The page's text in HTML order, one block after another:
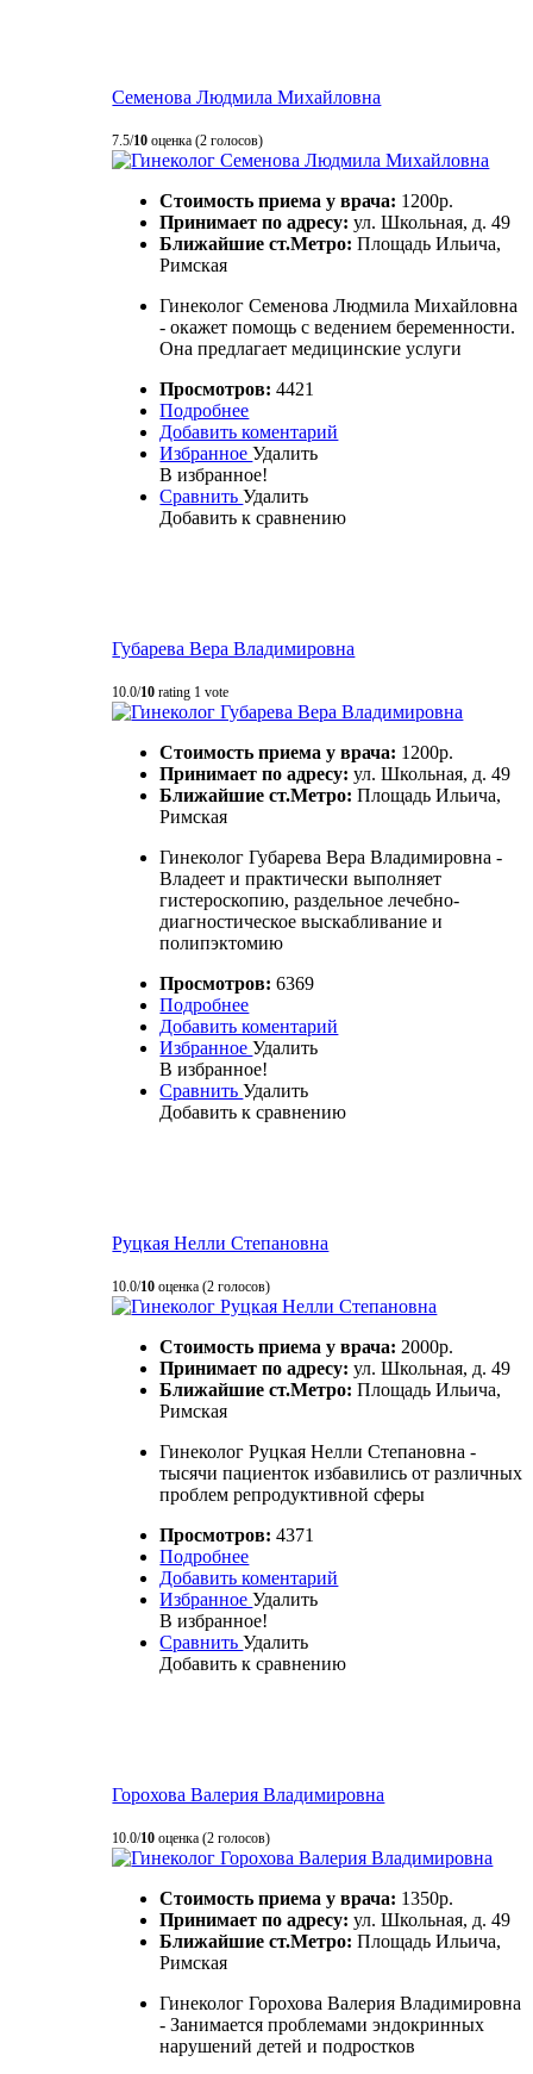
Семенова Людмила Михайловна
7.5/10 оценка (2 голосов)
Стоимость приема у врача: 1200р.
Принимает по адресу:ул. Школьная, д. 49
Ближайшие ст.Метро:Площадь Ильича,
Римская
Гинеколог Семенова Людмила Михайловна
- окажет помощь с ведением беременности.
Она предлагает медицинские услуги
Просмотров:4421
Подробнее
Добавить коментарий
ИзбранноеУдалить
В избранное!
СравнитьУдалить
Добавить к сравнению
Губарева Вера Владимировна
10.0/10 rating 1 vote
Стоимость приема у врача: 1200р.
Принимает по адресу:ул. Школьная, д. 49
Ближайшие ст.Метро:Площадь Ильича,
Римская
Гинеколог Губарева Вера Владимировна -
Владеет и практически выполняет
гистероскопию, раздельное лечебно-
диагностическое выскабливание и
полипэктомию
Просмотров:6369
Подробнее
Добавить коментарий
ИзбранноеУдалить
В избранное!
СравнитьУдалить
Добавить к сравнению
Руцкая Нелли Степановна
10.0/10 оценка (2 голосов)
Стоимость приема у врача: 2000р.
Принимает по адресу:ул. Школьная, д. 49
Ближайшие ст.Метро:Площадь Ильича,
Римская
Гинеколог Руцкая Нелли Степановна -
тысячи пациенток избавились от различных
проблем репродуктивной сферы
Просмотров:4371
Подробнее
Добавить коментарий
ИзбранноеУдалить
В избранное!
СравнитьУдалить
Добавить к сравнению
Горохова Валерия Владимировна
10.0/10 оценка (2 голосов)
Стоимость приема у врача: 1350р.
Принимает по адресу:ул. Школьная, д. 49
Ближайшие ст.Метро:Площадь Ильича,
Римская
Гинеколог Горохова Валерия Владимировна
- Занимается проблемами эндокринных
нарушений детей и подростков